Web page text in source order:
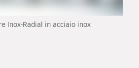
Inox-Radial in acciaio inox